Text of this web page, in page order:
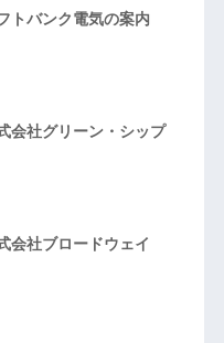
バンク電気の案内
社グリーン・シップ
社ブロードウェイ